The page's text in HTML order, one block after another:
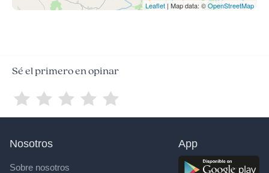
Leaflet | Map data: ©OpenStreetMap
Sé el primero en opinar
Nosotros
Sobre nosotros
App